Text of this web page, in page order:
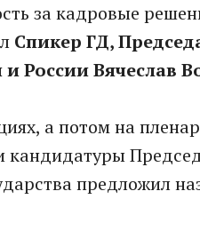
за кадровые
Cпикер ГД,
России Вячеслав
а потом на
кандидатуры
предложил